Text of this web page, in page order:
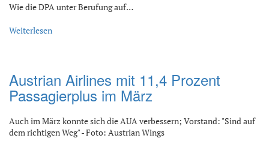
Wie die DPA unter Berufung auf…
Weiterlesen
Austrian Airlines mit 11,4 Prozent
Passagierplus im März
Auch im März konnte sich die AUA verbessern; Vorstand: "Sind auf
dem richtigen Weg" - Foto: Austrian Wings